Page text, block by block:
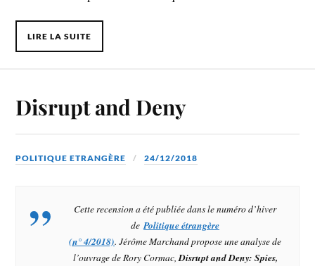
LIRE LA SUITE
Disrupt and Deny
POLITIQUE ETRANGÈRE 24/12/2018
Cette recension a été publiée dans le numéro d’hiver
dePolitique étrangère
(n° 4/2018). Jérôme Marchand propose une analyse de
l’ouvrage de Rory Cormac,Disrupt and Deny: Spies,